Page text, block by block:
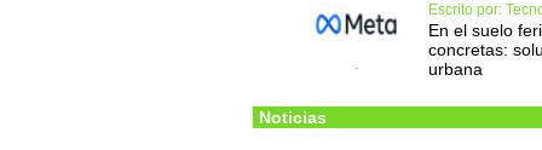
Escrito por:
En el suelo
concretas:
urbana
Noticias